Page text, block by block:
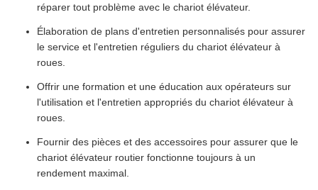
réparer tout problème avec le chariot élévateur.
Élaboration de plans d'entretien personnalisés pour assurer
le service et l'entretien réguliers du chariot élévateur à
roues.
Offrir une formation et une éducation aux opérateurs sur
l'utilisation et l'entretien appropriés du chariot élévateur à
roues.
Fournir des pièces et des accessoires pour assurer que le
chariot élévateur routier fonctionne toujours à un
rendement maximal.